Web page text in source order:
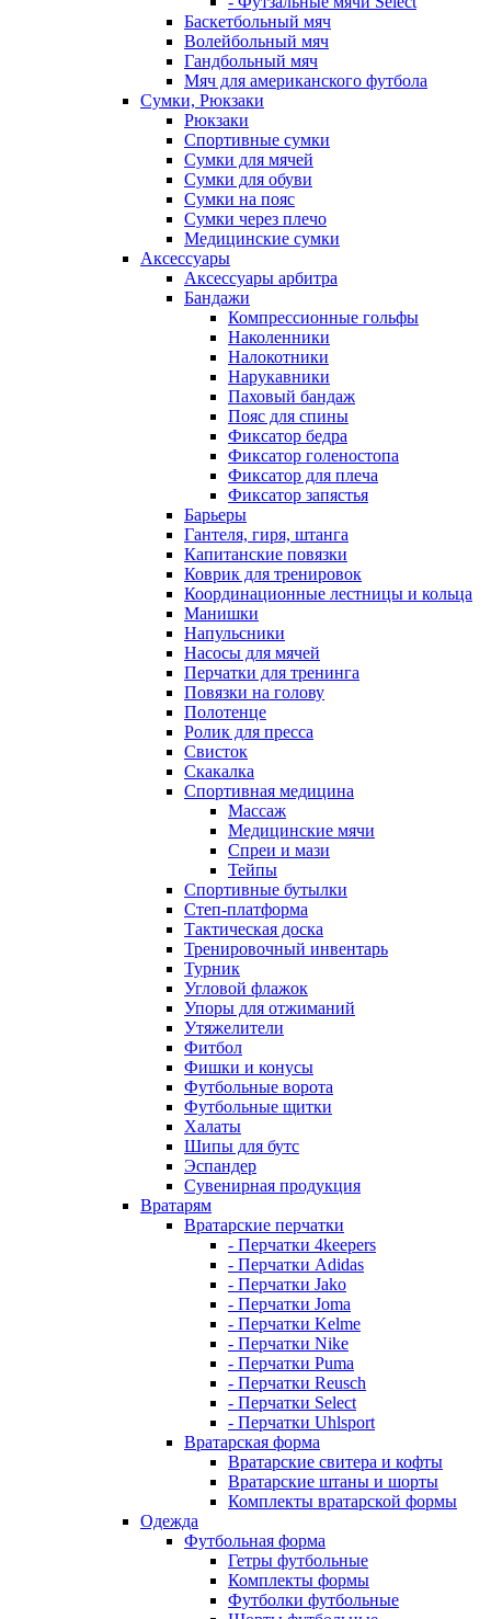
Баскетбольный мяч
Волейбольный мяч
Гандбольный мяч
Мяч для американского футбола
Сумки, Рюкзаки
Рюкзаки
Спортивные сумки
Сумки для мячей
Сумки для обуви
Сумки на пояс
Сумки через плечо
Медицинские сумки
Аксессуары
Аксессуары арбитра
Бандажи
Компрессионные гольфы
Наколенники
Налокотники
Нарукавники
Паховый бандаж
Пояс для спины
Фиксатор бедра
Фиксатор голеностопа
Фиксатор для плеча
Фиксатор запястья
Барьеры
Гантеля, гиря, штанга
Капитанские повязки
Коврик для тренировок
Координационные лестницы и кольца
Манишки
Напульсники
Насосы для мячей
Перчатки для тренинга
Повязки на голову
Полотенце
Ролик для пресса
Свисток
Скакалка
Спортивная медицина
Массаж
Медицинские мячи
Спреи и мази
Тейпы
Спортивные бутылки
Степ-платформа
Тактическая доска
Тренировочный инвентарь
Турник
Угловой флажок
Упоры для отжиманий
Утяжелители
Фитбол
Фишки и конусы
Футбольные ворота
Футбольные щитки
Халаты
Шипы для бутс
Эспандер
Сувенирная продукция
Вратарям
Вратарские перчатки
- Перчатки 4keepers
- Перчатки Adidas
- Перчатки Jako
- Перчатки Joma
- Перчатки Kelme
- Перчатки Nike
- Перчатки Puma
- Перчатки Reusch
- Перчатки Select
- Перчатки Uhlsport
Вратарская форма
Вратарские свитера и кофты
Вратарские штаны и шорты
Комплекты вратарской формы
Одежда
Футбольная форма
Гетры футбольные
Комплекты формы
Футболки футбольные